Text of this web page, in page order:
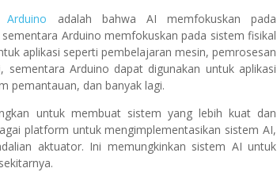
adalah bahwa AI memfokuskan pada
Arduino memfokuskan pada sistem fisikal
aplikasi seperti pembelajaran mesin, pemrosesan
Arduino dapat digunakan untuk aplikasi
pemantauan, dan banyak lagi.
untuk membuat sistem yang lebih kuat dan
platform untuk mengimplementasikan sistem AI,
aktuator. Ini memungkinkan sistem AI untuk